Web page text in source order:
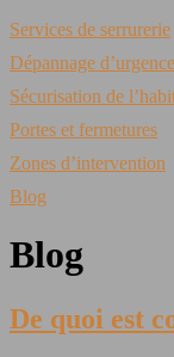
Services de serrurerie
Dépannage d’urgence
Sécurisation de
Portes et fermetures
Zones d’intervention
Blog
Blog
De quoi est